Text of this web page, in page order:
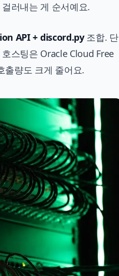
러내는 게 순서예요.
API + discord.py조합. 단
스팅은 Oracle Cloud Free
량도 크게 줄어요.